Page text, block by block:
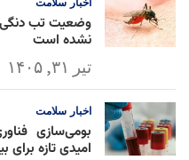
وضعیت تب دنگی
نشده است
تیر ۳۱, ۱۴۰۵
اخبار سلامت
بومی‌سازی
امیدی تازه برای